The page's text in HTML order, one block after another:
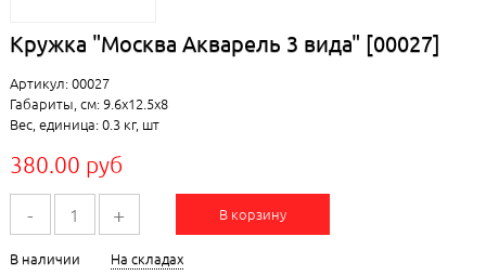
Кружка "Москва Акварель 3 вида" [00027]
Артикул: 00027
Габариты, см: 9.6x12.5x8
Вес, единица: 0.3 кг, шт
380.00 руб
- + В корзину
В наличии На складах